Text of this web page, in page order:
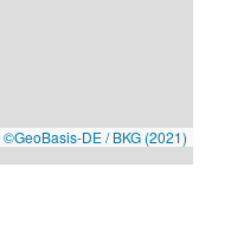
©GeoBasis-DE / BKG (2021)